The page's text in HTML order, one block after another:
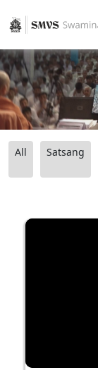
All Satsang